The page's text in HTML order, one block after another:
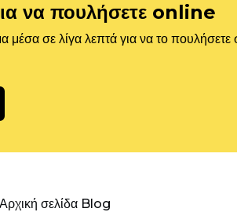
να πουλήσετε online
μέσα σε λίγα λεπτά για να το πουλήσετε
Αρχική σελίδα Blog